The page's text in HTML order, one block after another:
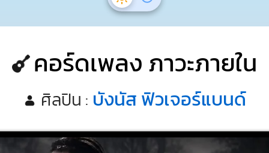
คอร์ดเพลง ภาวะภายใน
ศิลปิน : บังนัส ฟิวเจอร์แบนด์